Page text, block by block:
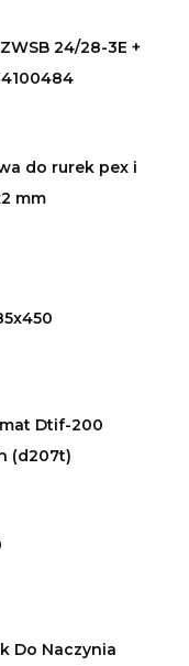
24/28-3E +
do rurek pex i
mm
Dtif-200
(d207t)
Do Naczynia